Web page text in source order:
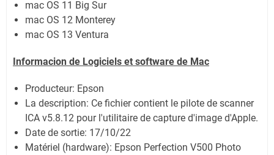
mac OS 11 Big Sur
mac OS 12 Monterey
mac OS 13 Ventura
Informacion de Logiciels et software de Mac
Producteur: Epson
La description: Ce fichier contient le pilote de scanner
ICA v5.8.12 pour l'utilitaire de capture d'image d'Apple.
Date de sortie: 17/10/22
Matériel (hardware): Epson Perfection V500 Photo